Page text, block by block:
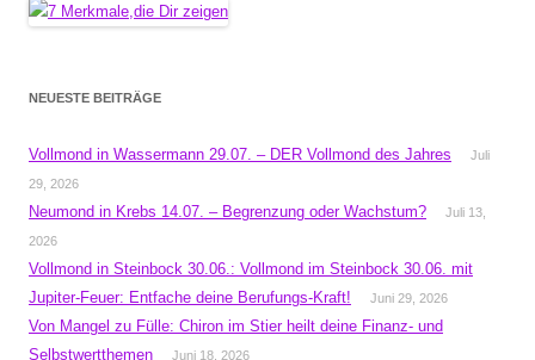
NEUESTE BEITRÄGE
Vollmond in Wassermann 29.07. – DER Vollmond des Jahres
Juli
29, 2026
Neumond in Krebs 14.07. – Begrenzung oder Wachstum?
Juli 13,
2026
Vollmond in Steinbock 30.06.: Vollmond im Steinbock 30.06. mit
Jupiter-Feuer: Entfache deine Berufungs-Kraft!
Juni 29, 2026
Von Mangel zu Fülle: Chiron im Stier heilt deine Finanz- und
Selbstwertthemen
Juni 18, 2026